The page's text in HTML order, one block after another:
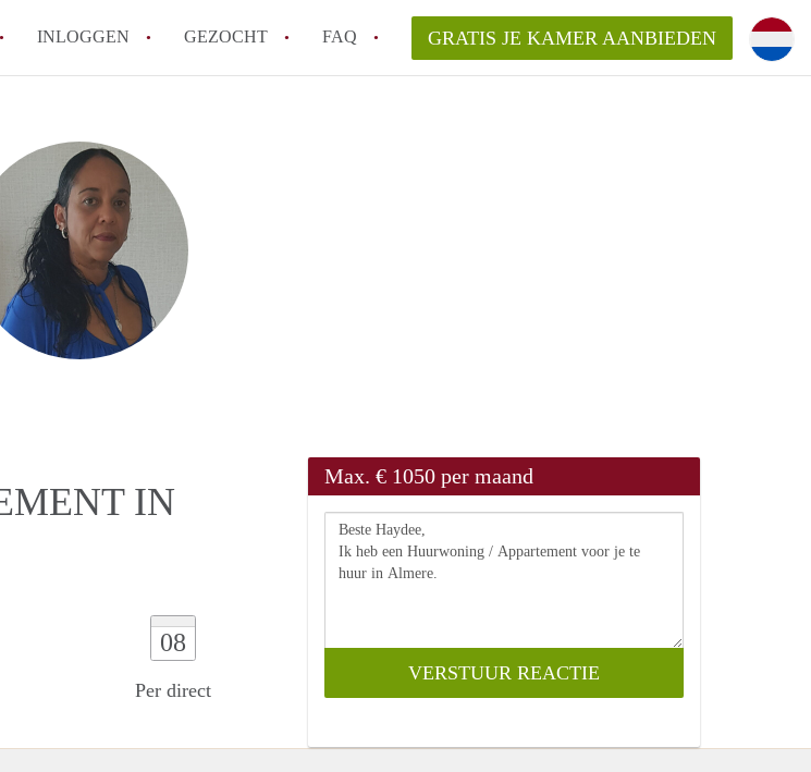
INLOGGEN GEZOCHT FAQ
Hoeveel kost het om te reageren op een Kamer in Almere?
Wat is de privacyverklaring van KamerAlmere?
Berekent KamerAlmere makelaarsvergoeding/bemiddelingsvergoeding?
Alle veelgestelde vragen
GRATIS JE KAMER AANBIEDEN
IN
08
Per direct
Max. € 1050 per maand